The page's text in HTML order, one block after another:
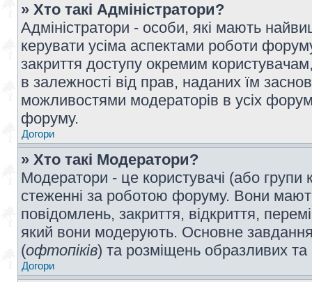
» Хто такі Адміністратори?
Адміністратори - особи, які мають
керувати усіма аспектами роботи
закриття доступу окремим
в залежності від прав, наданих їм
можливостями модераторів в усіх
форуму.
Догори
» Хто такі Модератори?
Модератори - це користувачі (або
стеженні за роботою форуму. Вони
повідомлень, закриття, відкриття,
який вони модерують. Основне
(офтопіків) та розміщень образливих
Догори